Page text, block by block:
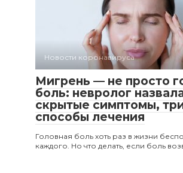
Новости коронавируса
Мигрень — не просто
боль: невролог
скрытые симптомы,
способы лечения
Головная боль хоть раз в жизни
каждого. Но что делать, если боль